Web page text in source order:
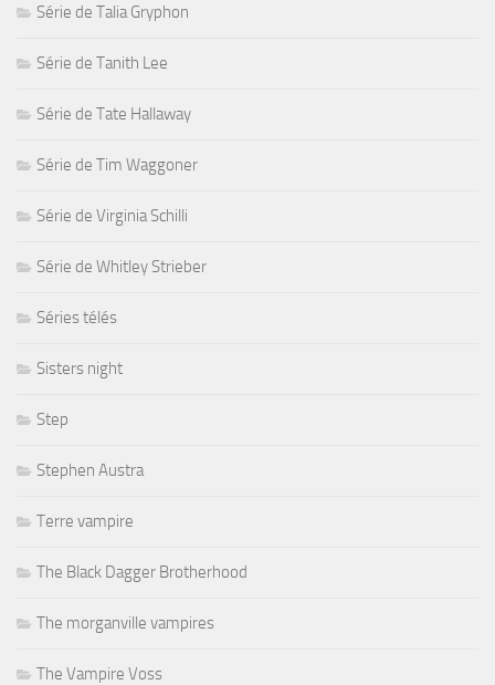
Série de Talia Gryphon
Série de Tanith Lee
Série de Tate Hallaway
Série de Tim Waggoner
Série de Virginia Schilli
Série de Whitley Strieber
Séries télés
Sisters night
Step
Stephen Austra
Terre vampire
The Black Dagger Brotherhood
The morganville vampires
The Vampire Voss